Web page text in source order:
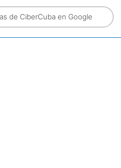
de CiberCuba en Google